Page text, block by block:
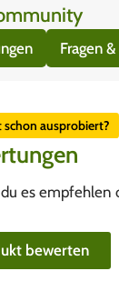
Fragen
schon ausprobiert?
es empfehlen
bewerten